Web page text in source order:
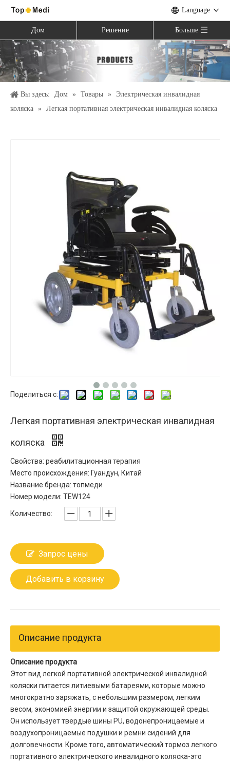
Language
Дом Решение Больше
Вы здесь: Дом » Товары »
Электрическая инвалидная
коляска » Легкая портативная электрическая инвалидная коляска
Поделиться с:
Легкая портативная электрическая инвалидная
коляска
Свойства: реабилитационная терапия
Место происхождения: Гуандун, Китай
Название бренда: топмеди
Номер модели: TEW124
Количество:
Запрос цены
Добавить в корзину
Описание продукта
Описание продукта
Этот вид легкой портативной электрической инвалидной
коляски питается литиевыми батареями, которые можно
многократно заряжать, с небольшим размером, легким
весом, экономией энергии и защитой окружающей среды.
Он использует твердые шины PU, водонепроницаемые и
воздухопроницаемые подушки и ремни сидений для
долговечности. Кроме того, автоматический тормоз легкого
портативного электрического инвалидного коляска-это